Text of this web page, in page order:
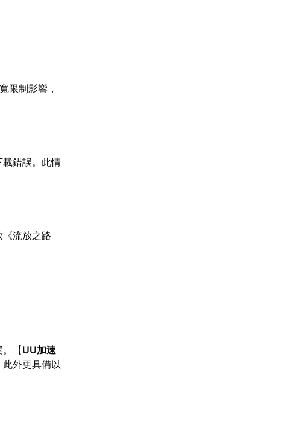
限制影響，
錯誤。此情
流放之路
【UU加速
外更具備以